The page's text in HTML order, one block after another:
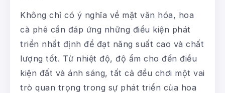
Không chỉ có ý nghĩa về mặt văn hóa, hoa
cà phê cần đáp ứng những điều kiện phát
triển nhất định để đạt năng suất cao và chất
lượng tốt. Từ nhiệt độ, độ ẩm cho đến điều
kiện đất và ánh sáng, tất cả đều chơi một vai
trò quan trọng trong sự phát triển của hoa